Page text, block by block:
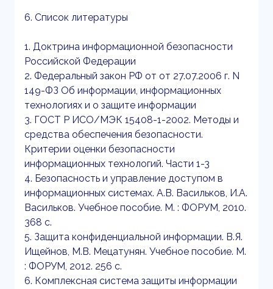
6. Список литературы
1. Доктрина информационной безопасности
Российской Федерации
2. Федеральный закон РФ от от 27.07.2006 г. N
149-ФЗ Об информации, информационных
технологиях и о защите информации
3. ГОСТ Р ИСО/МЭК 15408-1-2002. Методы и
средства обеспечения безопасности.
Критерии оценки безопасности
информационных технологий. Части 1-3
4. Безопасность и управление доступом в
информационных системах. А.В. Васильков, И.А.
Васильков. Учебное пособие. М. : ФОРУМ, 2010.
368 с.
5. Защита конфиденциальной информации. В.Я.
Ищейнов, М.В. Мецатунян. Учебное пособие. М.
: ФОРУМ, 2012. 256 с.
6. Комплексная система защиты информации